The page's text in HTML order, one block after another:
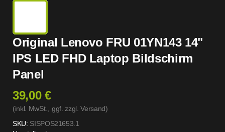
Original Lenovo FRU 01YN143 14"
IPS LED FHD Laptop Bildschirm
Panel
39,00 €
(inkl. MwSt., ggf. zzgl. Versand)
SKU: SISPOS21653.1